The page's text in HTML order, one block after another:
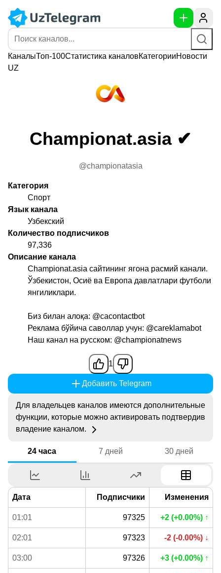
КаналыТоп-100Статистика каналовКатегорииНовости
UZ
Championat.asia ✔
@championatasia
Категория
Спорт
Язык канала
Узбекский
Количество подписчиков
97,336
Описание канала
Championat.asia сайтининг ягона расмий канали.
Ўзбекистон, Осиё ва Европа давлатлари футболи
янгиликлари.
Биз билан алоқа: @cacontactbot
Реклама бўйича саволлар учун: @careklamabot
Наш канал на русском: @championatnews
1
Добавить Telegram
Для владельцев каналов имеются дополнительные
функции, которые можно активировать подтвердив
владение каналом.
24 часа 7 дней 30 дней
Дата Подписчики Изменения
01:01 97325 +2 (+0.00%) ↑
02:01 97323 -2 (-0.00%) ↓
03:00 97326 +3 (+0.00%) ↑